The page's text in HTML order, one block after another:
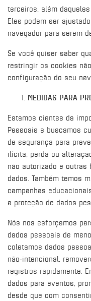
terceiros, além
Eles podem ser
navegador para serem
Se você quiser saber
restringir os cookies
configuração do seu
MEDIDAS PARA
Estamos cientes da
Pessoais e buscamos
de segurança para
ilícita, perda ou
não autorizado e
dados. Também temos
campanhas
a proteção de dados
Nós nos esforçamos
dados pessoais de
coletamos dados
não-intencional,
registros rapidamente.
dados para eventos,
desde que com